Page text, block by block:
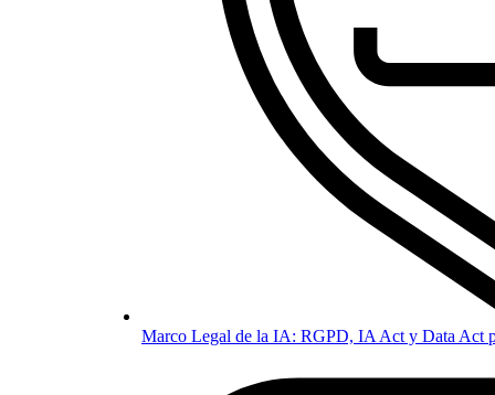
Marco Legal de la IA: RGPD, IA Act y Data Act